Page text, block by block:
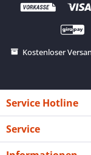
Kostenloser
Service Hotline
Service